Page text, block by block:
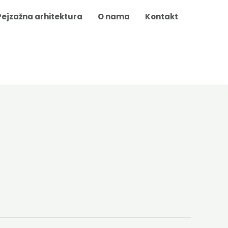
arhitektura O nama
Kontakt